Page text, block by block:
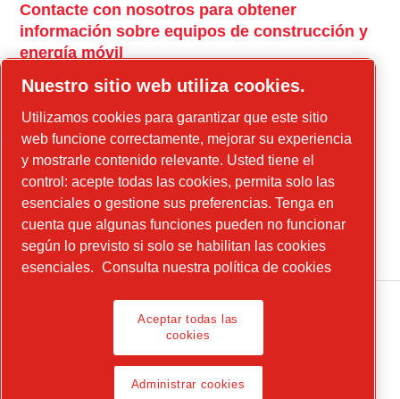
Contacte con nosotros para obtener
información sobre equipos de construcción y
energía móvil
power-technique.cp.com
Instagram
Facebook
Linkedin
YouTube
Administrar cookies
Nuestro sitio web utiliza cookies.
Utilizamos cookies para garantizar que este sitio
web funcione correctamente, mejorar su experiencia
y mostrarle contenido relevante. Usted tiene el
control: acepte todas las cookies, permita solo las
esenciales o gestione sus preferencias. Tenga en
cuenta que algunas funciones pueden no funcionar
según lo previsto si solo se habilitan las cookies
esenciales. Consulta nuestra política de cookies
Aceptar todas las
cookies
Administrar cookies